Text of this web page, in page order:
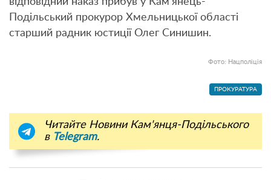
Подільський прокурор Хмельницької області
старший радник юстиції Олег Синишин.
Фото: Нацполіція
ПРОКУРАТУРА
Читайте Новини Кам'янця-Подільського
в Telegram.